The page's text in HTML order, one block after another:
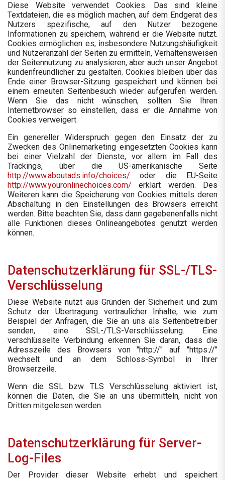
Diese Website verwendet Cookies. Das sind kleine
Textdateien, die es möglich machen, auf dem Endgerät des
Nutzers spezifische, auf den Nutzer bezogene
Informationen zu speichern, während er die Website nutzt.
Cookies ermöglichen es, insbesondere Nutzungshäufigkeit
und Nutzeranzahl der Seiten zu ermitteln, Verhaltensweisen
der Seitennutzung zu analysieren, aber auch unser Angebot
kundenfreundlicher zu gestalten. Cookies bleiben über das
Ende einer Browser-Sitzung gespeichert und können bei
einem erneuten Seitenbesuch wieder aufgerufen werden.
Wenn Sie das nicht wünschen, sollten Sie Ihren
Internetbrowser so einstellen, dass er die Annahme von
Cookies verweigert.
Ein genereller Widerspruch gegen den Einsatz der zu
Zwecken des Onlinemarketing eingesetzten Cookies kann
bei einer Vielzahl der Dienste, vor allem im Fall des
Trackings, über die US-amerikanische Seite
http://www.aboutads.info/choices/ oder die EU-Seite
http://www.youronlinechoices.com/ erklärt werden. Des
Weiteren kann die Speicherung von Cookies mittels deren
Abschaltung in den Einstellungen des Browsers erreicht
werden. Bitte beachten Sie, dass dann gegebenenfalls nicht
alle Funktionen dieses Onlineangebotes genutzt werden
können.
Datenschutzerklärung für SSL-/TLS-
Verschlüsselung
Diese Website nutzt aus Gründen der Sicherheit und zum
Schutz der Übertragung vertraulicher Inhalte, wie zum
Beispiel der Anfragen, die Sie an uns als Seitenbetreiber
senden, eine SSL-/TLS-Verschlüsselung. Eine
verschlüsselte Verbindung erkennen Sie daran, dass die
Adresszeile des Browsers von "http://" auf "https://"
wechselt und an dem Schloss-Symbol in Ihrer
Browserzeile.
Wenn die SSL bzw. TLS Verschlüsselung aktiviert ist,
können die Daten, die Sie an uns übermitteln, nicht von
Dritten mitgelesen werden.
Datenschutzerklärung für Server-
Log-Files
Der Provider dieser Website erhebt und speichert